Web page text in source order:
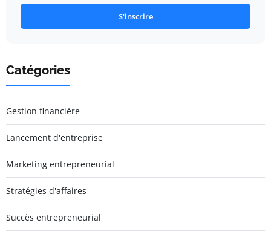
S'inscrire
Catégories
Gestion financière
Lancement d'entreprise
Marketing entrepreneurial
Stratégies d'affaires
Succès entrepreneurial